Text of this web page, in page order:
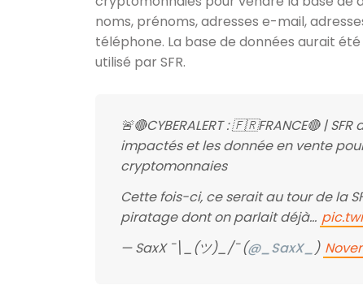
noms, prénoms, adresses e-mail,
téléphone. La base de données aurait
utilisé par SFR.
🚨🔴CYBERALERT : 🇫🇷FRANCE🔴 |
impactés et les donnée en vente
cryptomonnaies
Cette fois-ci, ce serait au tour de la
piratage dont on parlait déjà…
— SaxX ¯\_(ツ)_/¯ (@_SaxX_)